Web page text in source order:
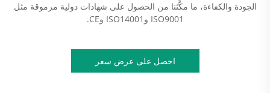
الجودة والكفاءة، ما مكَّنَنا من الحصول على شهادات دولية مرموقة مثل
ISO9001 وISO14001 وCE.
احصل على عرض سعر